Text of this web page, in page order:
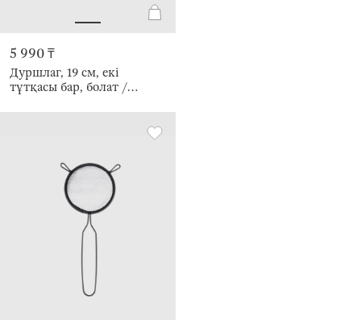
5 990 ₸
Дуршлаг, 19 см, екі
тұтқасы бар, болат /